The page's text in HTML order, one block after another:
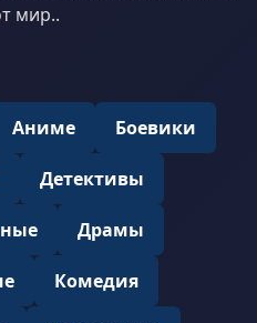
мир..
Аниме Боевики
Детективы
Драмы
Комедия